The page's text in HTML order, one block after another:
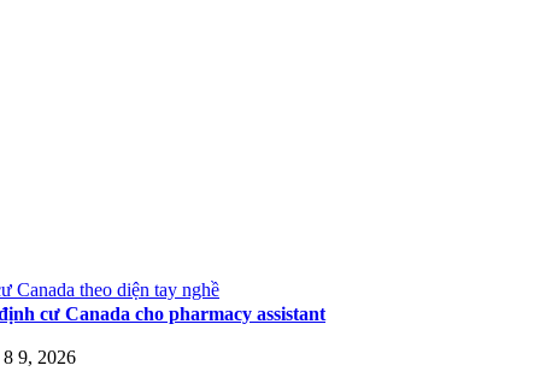
Canada theo diện tay nghề
cư Canada cho pharmacy assistant
9, 2026